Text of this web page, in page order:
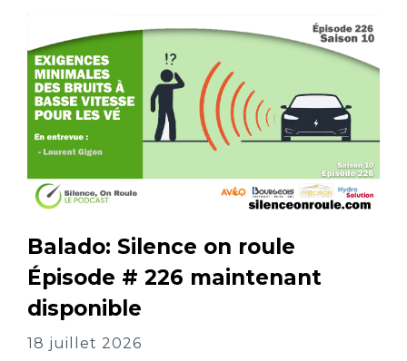
Balado: Silence on roule
Épisode # 226 maintenant
disponible
18 juillet 2026